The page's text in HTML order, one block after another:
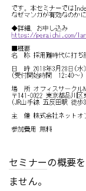
セミナーの概要を
ません。